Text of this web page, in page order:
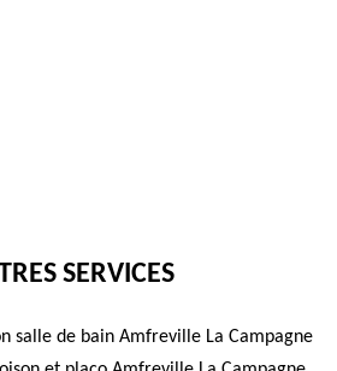
SERVICES
salle de bain Amfreville La Campagne